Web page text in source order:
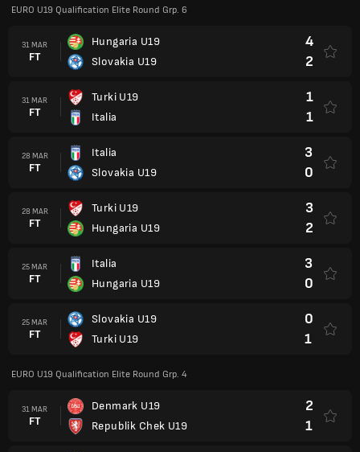
EURO U19 Qualification Elite Round Grp. 6
31 MAR
FT
Hungaria U19
Slovakia U19
4
2
31 MAR
FT
Turki U19
Italia
1
1
28 MAR
FT
Italia
Slovakia U19
3
0
28 MAR
FT
Turki U19
Hungaria U19
3
2
25 MAR
FT
Italia
Hungaria U19
3
0
25 MAR
FT
Slovakia U19
Turki U19
0
1
EURO U19 Qualification Elite Round Grp. 4
31 MAR
FT
Denmark U19
Republik Chek U19
2
1